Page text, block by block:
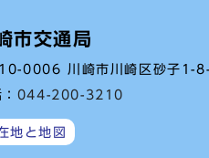
市交通局
0006 川崎市川崎区砂子1-
044-200-3210
地と地図